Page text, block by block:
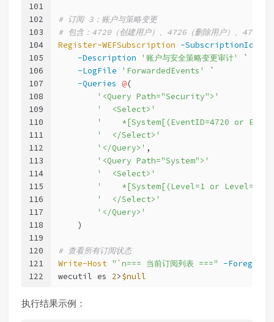
101
102
103
104
105
106
107
108
109
110
111
112
113
114
115
116
117
118
119
120
121
122
# 订阅 3：账户与策略变更
# 包含：4720（创建用户）、4726（删除用户）、4732（
Register-WEFSubscription -SubscriptionId
-Description
'账户与安全策略变更审计'
`
-LogFile
'ForwardedEvents'
`
-Queries
@(
'<Query Path="Security">'
'  <Select>'
'    *[System[(EventID=4720 or
'  </Select>'
'</Query>' ,
'<Query Path="System">'
'  <Select>'
'    *[System[(Level=1 or
'  </Select>'
'</Query>'
    )
# 查看所有订阅状态
Write-Host "`n=== 当前订阅列表 ==="
-
wecutil es 2>$null
执行结果示例：